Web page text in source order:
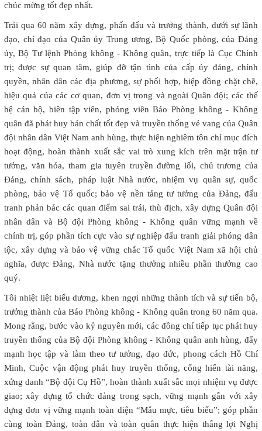
chúc mừng tốt đẹp nhất.
Trải qua 60 năm xây dựng, phấn đấu và trưởng thành, dưới sự lãnh
đạo, chỉ đạo của Quân ủy Trung ương, Bộ Quốc phòng, của Đảng
ủy, Bộ Tư lệnh Phòng không - Không quân, trực tiếp là Cục Chính
trị; được sự quan tâm, giúp đỡ tận tình của cấp ủy đảng, chính
quyền, nhân dân các địa phương, sự phối hợp, hiệp đồng chặt chẽ,
hiệu quả của các cơ quan, đơn vị trong và ngoài Quân đội; các thế
hệ cán bộ, biên tập viên, phóng viên Báo Phòng không - Không
quân đã phát huy bản chất tốt đẹp và truyền thống vẻ vang của Quân
đội nhân dân Việt Nam anh hùng, thực hiện nghiêm tôn chỉ mục đích
hoạt động, hoàn thành xuất sắc vai trò xung kích trên mặt trận tư
tưởng, văn hóa, tham gia tuyên truyền đường lối, chủ trương của
Đảng, chính sách, pháp luật Nhà nước, nhiệm vụ quân sự, quốc
phòng, bảo vệ Tổ quốc; bảo vệ nền tảng tư tưởng của Đảng, đấu
tranh phản bác các quan điểm sai trái, thù địch, xây dựng Quân đội
nhân dân và Bộ đội Phòng không - Không quân vững mạnh về
chính trị, góp phần tích cực vào sự nghiệp đấu tranh giải phóng dân
tộc, xây dựng và bảo vệ vững chắc Tổ quốc Việt Nam xã hội chủ
nghĩa, được Đảng, Nhà nước tặng thưởng nhiều phần thưởng cao
quý.
Tôi nhiệt liệt biểu dương, khen ngợi những thành tích và sự tiến bộ,
trưởng thành của Báo Phòng không - Không quân trong 60 năm qua.
Mong rằng, bước vào kỷ nguyên mới, các đồng chí tiếp tục phát huy
truyền thống của Bộ đội Phòng không - Không quân anh hùng, đẩy
mạnh học tập và làm theo tư tưởng, đạo đức, phong cách Hồ Chí
Minh, Cuộc vận động phát huy truyền thống, cống hiến tài năng,
xứng danh “Bộ đội Cụ Hồ”, hoàn thành xuất sắc mọi nhiệm vụ được
giao; xây dựng tổ chức đảng trong sạch, vững mạnh gắn với xây
dựng đơn vị vững mạnh toàn diện “Mẫu mực, tiêu biểu”; góp phần
cùng toàn Đảng, toàn dân và toàn quân thực hiện thắng lợi Nghị